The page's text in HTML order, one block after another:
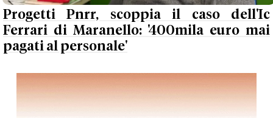
Progetti Pnrr, scoppia il caso dell'Ic
Ferrari di Maranello: '400mila euro mai
pagati al personale'